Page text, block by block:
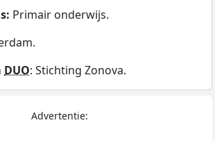
Primair onderwijs.
DUO: Stichting Zonova.
Advertentie: